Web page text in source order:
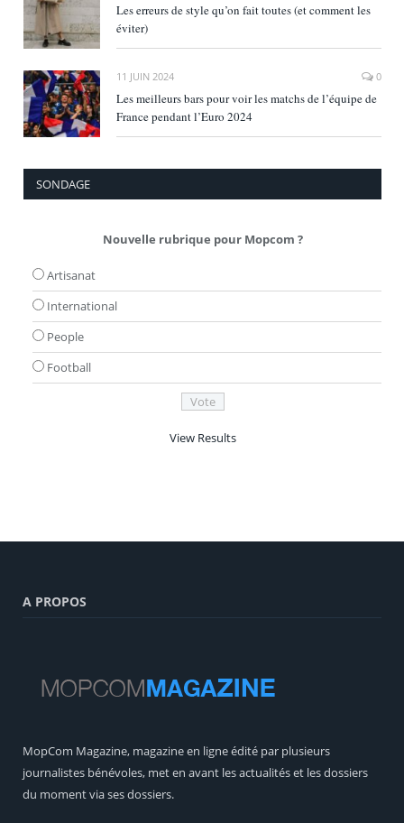
Les erreurs de style qu’on fait toutes (et comment les
éviter)
11 JUIN 2024 0
Les meilleurs bars pour voir les matchs de l’équipe de
France pendant l’Euro 2024
SONDAGE
Nouvelle rubrique pour Mopcom ?
Artisanat
International
People
Football
View Results
A PROPOS
MopCom Magazine, magazine en ligne édité par plusieurs
journalistes bénévoles, met en avant les actualités et les dossiers
du moment via ses dossiers.